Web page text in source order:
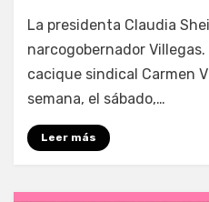
Fernando Miranda Servín
La presidenta Claudia
narcogobernador
cacique sindical Carmen
semana, el sábado,…
Leer más